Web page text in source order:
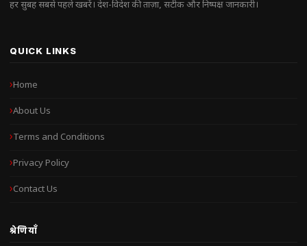
हर सुबह सबसे पहले खबरें। देश-विदेश की ताज़ा, सटीक और निष्पक्ष जानकारी।
QUICK LINKS
Home
About Us
Terms and Conditions
Privacy Policy
Contact Us
श्रेणियाँ